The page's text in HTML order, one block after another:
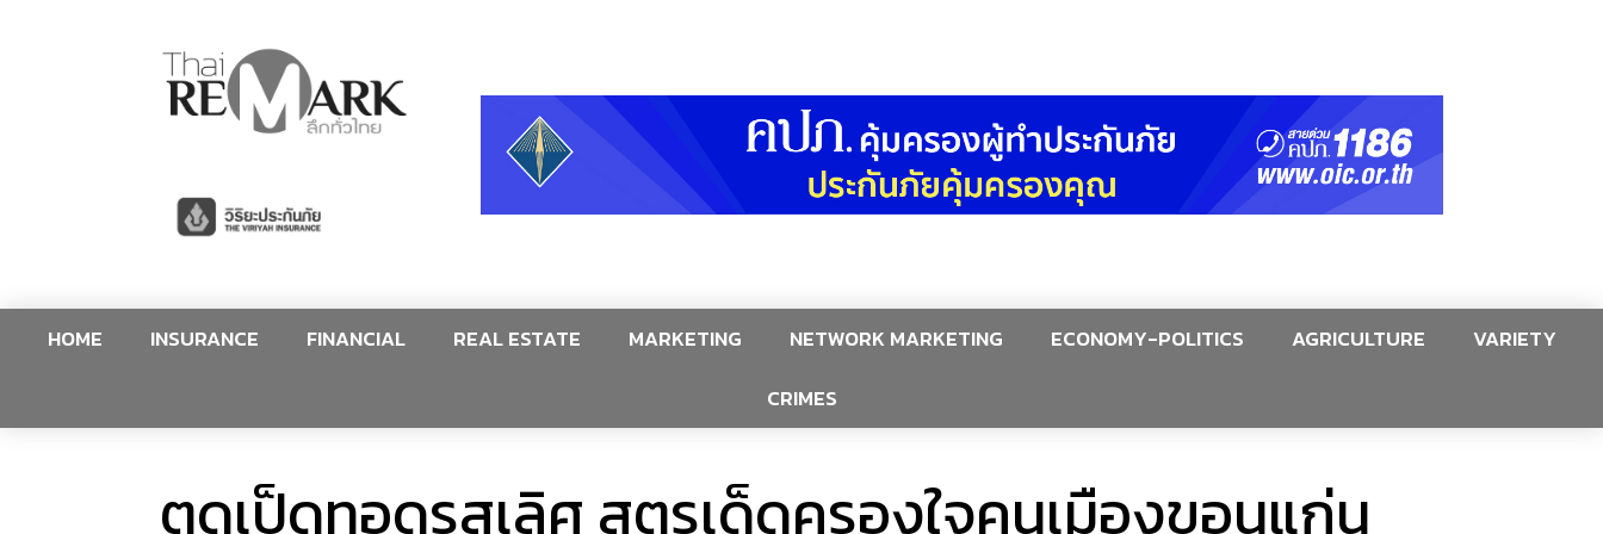
HOME INSURANCE FINANCIAL REAL ESTATE MARKETING NETWORK MARKETING ECONOMY-POLITICS AGRICULTURE
VARIETY
CRIMES
ตูดเป็ดทอดรสเลิศ สูตรเด็ดครองใจคนเมืองขอนแก่น